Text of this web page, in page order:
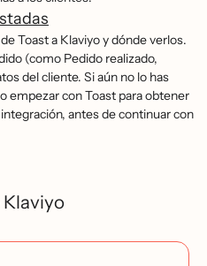
Toast a Klaviyo y dónde verlos.
(como Pedido realizado,
del cliente. Si aún no lo has
empezar con Toast para obtener
antes de continuar con